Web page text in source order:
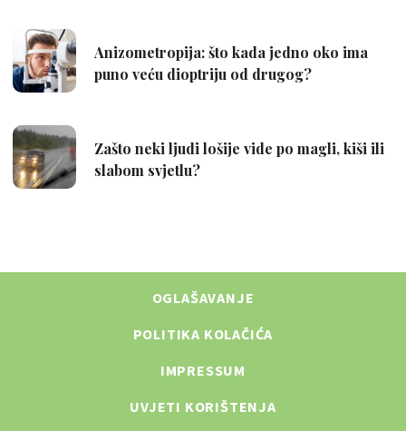
OGLAŠAVANJE
POLITIKA KOLAČIĆA
IMPRESSUM
UVJETI KORIŠTENJA